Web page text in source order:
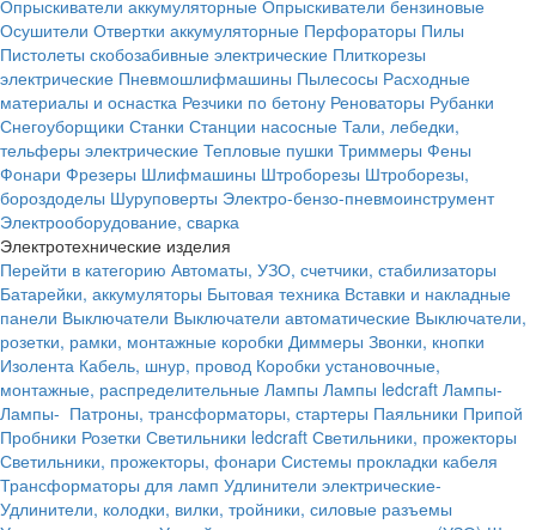
Опрыскиватели аккумуляторные Опрыскиватели бензиновые
Осушители Отвертки аккумуляторные Перфораторы Пилы
Пистолеты скобозабивные электрические Плиткорезы
электрические Пневмошлифмашины Пылесосы Расходные
материалы и оснастка Резчики по бетону Реноваторы Рубанки
Снегоуборщики Станки Станции насосные Тали, лебедки,
тельферы электрические Тепловые пушки Триммеры Фены
Фонари Фрезеры Шлифмашины Штроборезы Штроборезы,
бороздоделы Шуруповерты Электро-бензо-пневмоинструмент
Электрооборудование, сварка
Электротехнические изделия
Перейти в категорию Автоматы, УЗО, счетчики, стабилизаторы
Батарейки, аккумуляторы Бытовая техника Вставки и накладные
панели Выключатели Выключатели автоматические Выключатели,
розетки, рамки, монтажные коробки Диммеры Звонки, кнопки
Изолента Кабель, шнур, провод Коробки установочные,
монтажные, распределительные Лампы Лампы ledcraft Лампы-
Лампы- Патроны, трансформаторы, стартеры Паяльники Припой
Пробники Розетки Светильники ledcraft Светильники, прожекторы
Светильники, прожекторы, фонари Системы прокладки кабеля
Трансформаторы для ламп Удлинители электрические-
Удлинители, колодки, вилки, тройники, силовые разъемы